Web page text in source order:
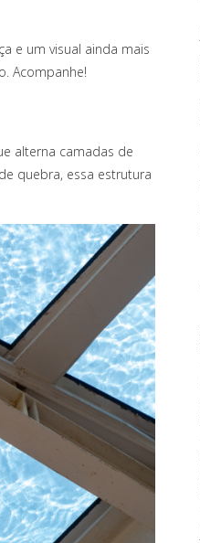
e um visual ainda mais
Acompanhe!
alterna camadas de
quebra, essa estrutura